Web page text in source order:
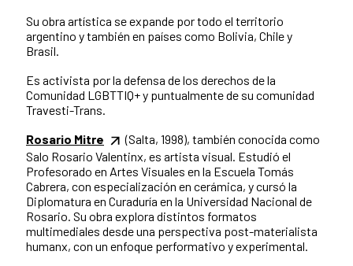
Su obra artística se expande por todo el territorio
argentino y también en países como Bolivia, Chile y
Brasil.
Es activista por la defensa de los derechos de la
Comunidad LGBTTIQ+ y puntualmente de su comunidad
Travesti-Trans.
Rosario Mitre
(Salta, 1998), también conocida como
Salo Rosario Valentinx, es artista visual. Estudió el
Profesorado en Artes Visuales en la Escuela Tomás
Cabrera, con especialización en cerámica, y cursó la
Diplomatura en Curaduría en la Universidad Nacional de
Rosario. Su obra explora distintos formatos
multimediales desde una perspectiva post-materialista
humanx, con un enfoque performativo y experimental.